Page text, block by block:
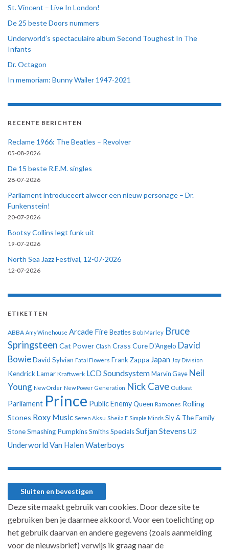
St. Vincent – Live In London!
De 25 beste Doors nummers
Underworld’s spectaculaire album Second Toughest In The
Infants
Dr. Octagon
In memoriam: Bunny Wailer 1947-2021
RECENTE BERICHTEN
Reclame 1966: The Beatles – Revolver
05-08-2026
De 15 beste R.E.M. singles
28-07-2026
Parliament introduceert alweer een nieuw personage – Dr.
Funkenstein!
20-07-2026
Bootsy Collins legt funk uit
19-07-2026
North Sea Jazz Festival, 12-07-2026
12-07-2026
ETIKETTEN
ABBA Amy Winehouse Arcade Fire Beatles Bob Marley Bruce
Springsteen Cat Power Clash Crass CureD'Angelo David
BowieDavid Sylvian Fatal Flowers Frank Zappa Japan Joy Division
Kendrick Lamar Kraftwerk LCD Soundsystem Marvin Gaye Neil
Young New Order New Power Generation Nick Cave Outkast
Parliament Prince Public EnemyQueen Ramones Rolling
Stones Roxy Music Sezen Aksu Sheila E Simple Minds Sly & The Family
StoneSmashing PumpkinsSmithsSpecialsSufjan Stevens U2
Underworld Van Halen Waterboys
Deze site maakt gebruik van cookies. Door deze site te
gebruiken ben je daarmee akkoord. Voor een toelichting op
het gebruik daarvan en andere gegevens (zoals aanmelding
voor de nieuwsbrief) verwijs ik graag naar de